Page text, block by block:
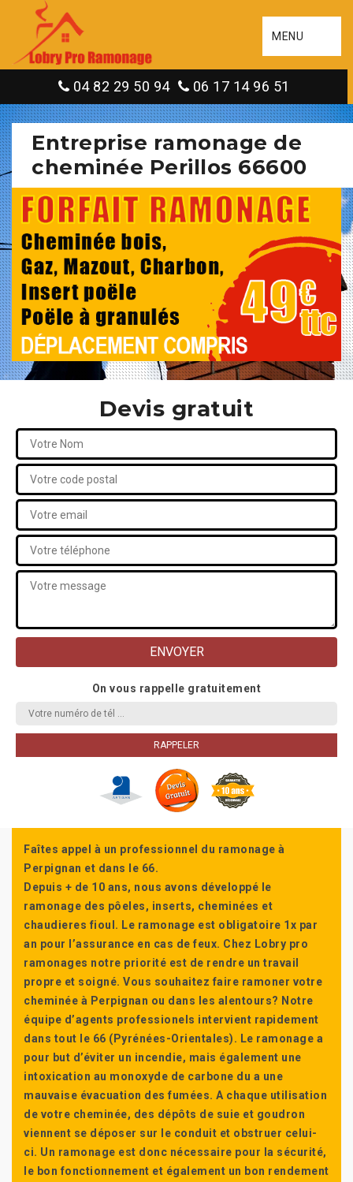
MENU
04 82 29 50 94 06 17 14 96 51
Entreprise ramonage de
cheminée Perillos 66600
Devis gratuit
On vous rappelle gratuitement
Faîtes appel à un professionnel du ramonage à
Perpignan et dans le 66.
Depuis + de 10 ans, nous avons développé le
ramonage des pôeles, inserts, cheminées et
chaudieres fioul. Le ramonage est obligatoire 1x par
an pour l’assurance en cas de feux. Chez Lobry pro
ramonages notre priorité est de rendre un travail
propre et soigné. Vous souhaitez faire ramoner votre
cheminée à Perpignan ou dans les alentours? Notre
équipe d’agents professionels intervient rapidement
dans tout le 66 (Pyrénées-Orientales). Le ramonage a
pour but d’éviter un incendie, mais également une
intoxication au monoxyde de carbone du a une
mauvaise évacuation des fumées. A chaque utilisation
de votre cheminée, des dépôts de suie et goudron
viennent se déposer sur le conduit et obstruer celui-
ci. Un ramonage est donc nécessaire pour la sécurité,
le bon fonctionnement et également un bon rendement